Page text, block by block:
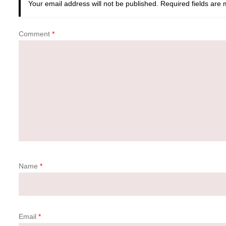
Your email address will not be published. Required fields are
Comment *
Name *
Email *